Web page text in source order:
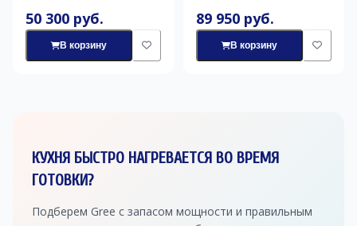
50 300 руб.
В корзину
89 950 руб.
В корзину
КУХНЯ БЫСТРО НАГРЕВАЕТСЯ ВО ВРЕМЯ
ГОТОВКИ?
Подберем Gree с запасом мощности и правильным